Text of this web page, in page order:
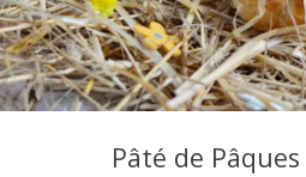
Pâté de